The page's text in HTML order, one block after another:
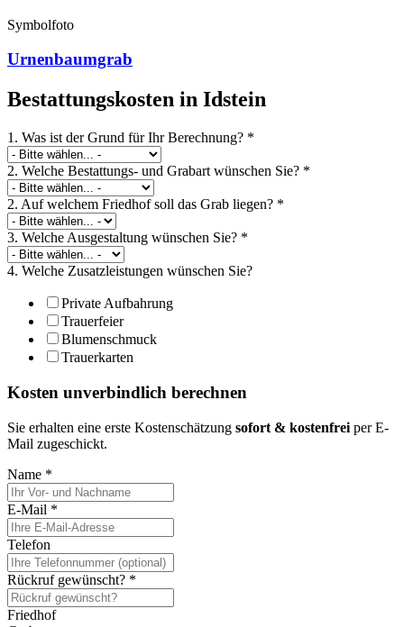
Symbolfoto
Urnenbaumgrab
Bestattungskosten in Idstein
1. Was ist der Grund für Ihr Berechnung? *
2. Welche Bestattungs- und Grabart wünschen Sie? *
2. Auf welchem Friedhof soll das Grab liegen? *
3. Welche Ausgestaltung wünschen Sie? *
4. Welche Zusatzleistungen wünschen Sie?
Private Aufbahrung
Trauerfeier
Blumenschmuck
Trauerkarten
Kosten unverbindlich berechnen
Sie erhalten eine erste Kostenschätzung sofort & kostenfrei per E-
Mail zugeschickt.
Name *
E-Mail *
Telefon
Rückruf gewünscht? *
Friedhof